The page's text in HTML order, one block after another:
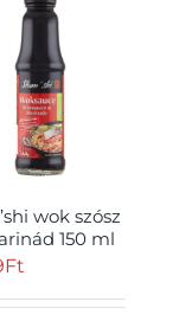
wok szósz
150 ml
Ft